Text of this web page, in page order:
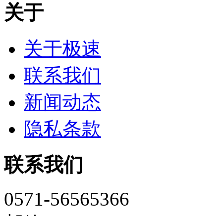
关于
关于极速
联系我们
新闻动态
隐私条款
联系我们
0571-56565366